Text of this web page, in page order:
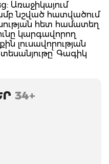
Առաջիկայում
նշված հատվածում
հետ համատեղ
կարգավորող
լուսավորության
Գագիկ
34+